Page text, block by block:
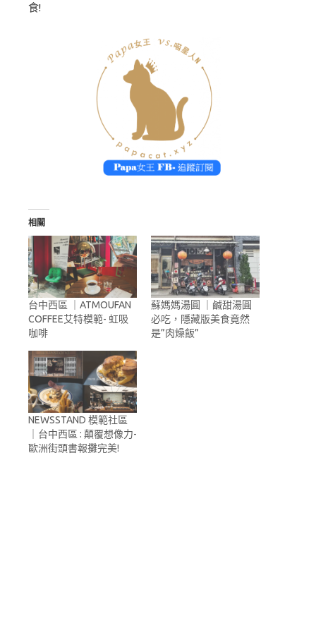
食!
相關
台中西區 ｜ATMOUFAN
COFFEE艾特模範- 虹吸
咖啡
蘇媽媽湯圓 ｜鹹甜湯圓
必吃，隱藏版美食竟然
是”肉燥飯”
NEWSSTAND 模範社區
｜台中西區 : 顛覆想像力-
歐洲街頭書報攤完美!